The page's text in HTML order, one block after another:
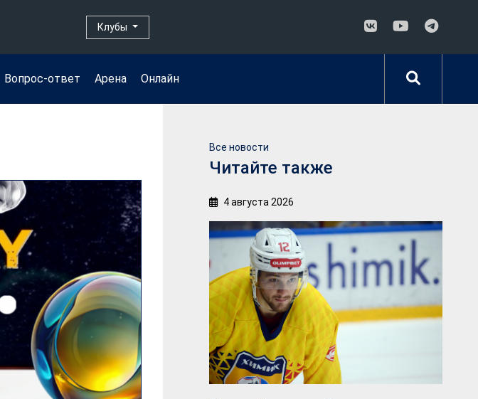
Клубы
Вопрос-ответ Арена Онлайн
Все новости
Читайте также
4 августа 2026